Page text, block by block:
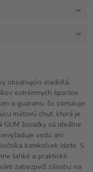
obsahujúci sladidlá,
extrémnych športov.
a guaranu, čo stimuluje
mätovú chuť, ktorá je
GUM žuvačky sú ideálne
vodu ani
kamkoľvek idete. S
ľahké a praktické.
zabezpečí zásobu na